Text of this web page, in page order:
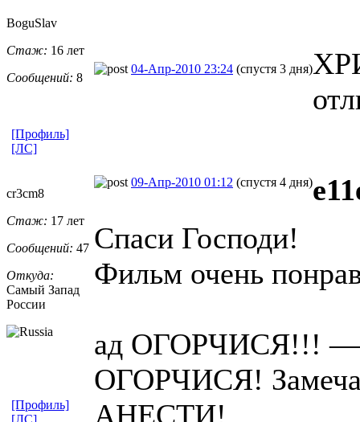
BoguSlav
Стаж: 16 лет
Сообщений: 8
04-Апр-2010 23:24 (спустя 3 дня)
[Профиль]
[ЛС]
cr3cm8
Стаж: 17 лет
Сообщений: 47
Откуда:
Самый Запад
России
09-Апр-2010 01:12 (спустя 4 дня)
Спаси Господи!
Фильм очень
ад ОГОРЧИСЯ!!!
ОГОРЧИСЯ!
АНЕСТИ!
[Профиль]
[ЛС]